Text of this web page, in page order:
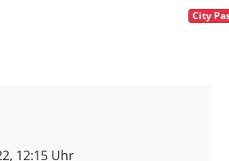
City
12:15 Uhr